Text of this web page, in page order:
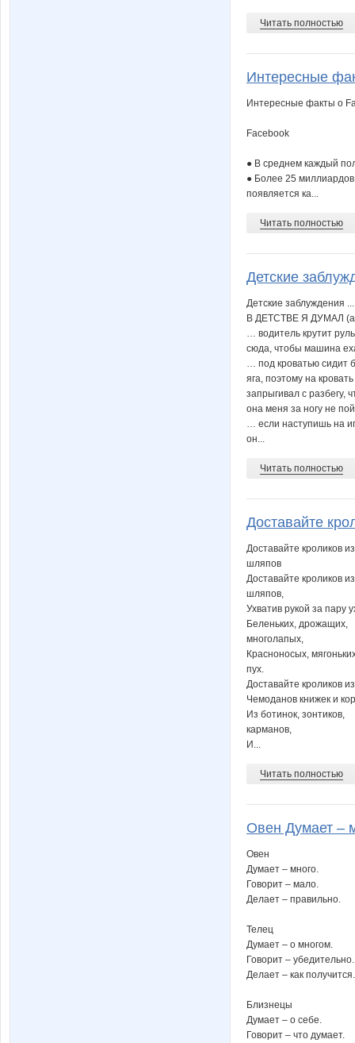
Читать полностью
Интересные
Интересные факты о
Facebook
● В среднем каждый
● Более 25 миллиардов
появляется ка...
Читать полностью
Детские
Детские заблуждения
В ДЕТСТВЕ Я ДУМАЛ
… водитель крутит
сюда, чтобы машина
… под кроватью сидит
яга, поэтому на кровать
запрыгивал с разбегу,
она меня за ногу не
… если наступишь на
он...
Читать полностью
Доставайте
Доставайте кроликов из
шляпов
Доставайте кроликов из
шляпов,
Ухватив рукой за пару
Беленьких, дрожащих,
многолапых,
Красноносых,
пух.
Доставайте кроликов
Чемоданов книжек и
Из ботинок, зонтиков,
карманов,
И...
Читать полностью
Овен Думает –
Овен
Думает – много.
Говорит – мало.
Делает – правильно.
Телец
Думает – о многом.
Говорит – убедительно.
Делает – как получится.
Близнецы
Думает – о себе.
Говорит – что думает.